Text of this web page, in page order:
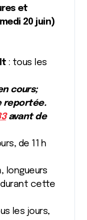
et
20 juin)
: tous les
cours;
reportée.
avant de
de 11 h
longueurs
durant cette
les jours,